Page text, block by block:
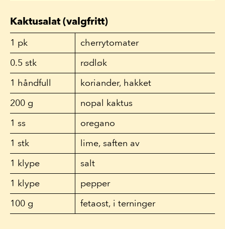
Kaktusalat (valgfritt)
1 pk
cherrytomater
0.5 stk
rødløk
1 håndfull
koriander, hakket
200 g
nopal kaktus
1 ss
oregano
1 stk
lime, saften av
1 klype
salt
1 klype
pepper
100 g fetaost, i terninger